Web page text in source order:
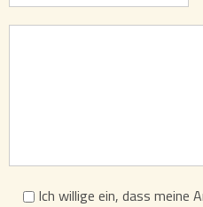
Ich willige ein, dass meine